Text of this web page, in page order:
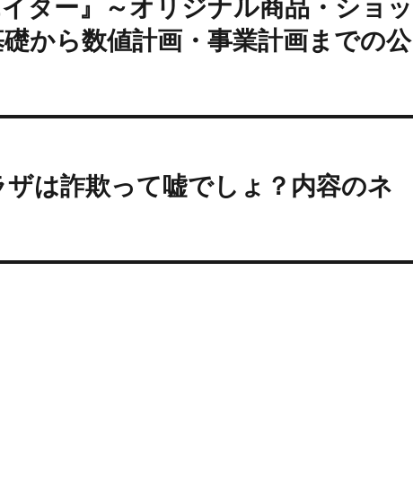
から数値計画・事業計画までの公
は詐欺って嘘でしょ？内容のネ